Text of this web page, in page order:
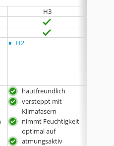
H3
• H2
hautfreundlich
versteppt mit
Klimafasern
nimmt Feuchtigkeit
optimal auf
atmungsaktiv